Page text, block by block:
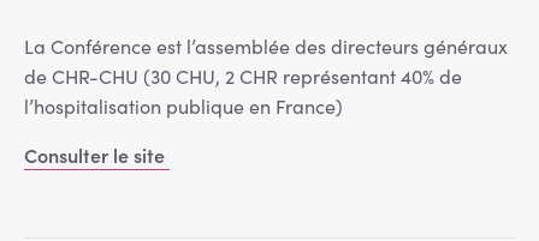
La Conférence est l’assemblée des directeurs généraux
de CHR-CHU (30 CHU, 2 CHR représentant 40% de
l’hospitalisation publique en France)
Consulter le site